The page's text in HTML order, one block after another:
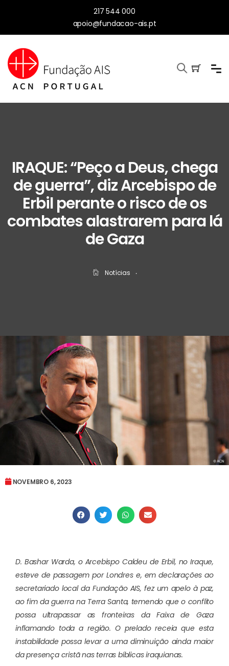
217 544 000
apoio@fundacao-ais.pt
IRAQUE: “Peço a Deus, chega
de guerra”, diz Arcebispo de
Erbil perante o risco de os
combates alastrarem para lá
de Gaza
Notícias ‧
NOVEMBRO 6, 2023
D. Bashar Warda, o Arcebispo Caldeu de Erbil, no Iraque,
esteve de passagem por Londres e, em declarações ao
secretariado local da Fundação AIS, fez um apelo à paz,
ao fim da guerra na Terra Santa, temendo que o conflito
possa ultrapassar as fronteiras da Faixa de Gaza
inflamando toda a região. O prelado receia que esta
instabilidade possa levar a uma diminuição ainda maior
da presença cristã nas terras bíblicas iraquianas.